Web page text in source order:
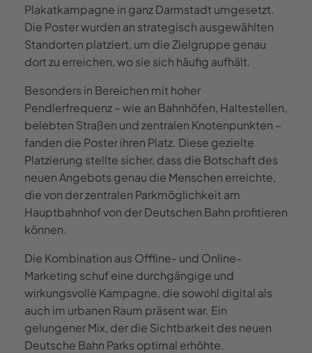
Plakatkampagne in ganz Darmstadt umgesetzt.
Die Poster wurden an strategisch ausgewählten
Standorten platziert, um die Zielgruppe genau
dort zu erreichen, wo sie sich häufig aufhält.
Besonders in Bereichen mit hoher
Pendlerfrequenz – wie an Bahnhöfen, Haltestellen,
belebten Straßen und zentralen Knotenpunkten –
fanden die Poster ihren Platz. Diese gezielte
Platzierung stellte sicher, dass die Botschaft des
neuen Angebots genau die Menschen erreichte,
die von der zentralen Parkmöglichkeit am
Hauptbahnhof von der Deutschen Bahn profitieren
können.
Die Kombination aus Offline- und Online-
Marketing schuf eine durchgängige und
wirkungsvolle Kampagne, die sowohl digital als
auch im urbanen Raum präsent war. Ein
gelungener Mix, der die Sichtbarkeit des neuen
Deutsche Bahn Parks optimal erhöhte.